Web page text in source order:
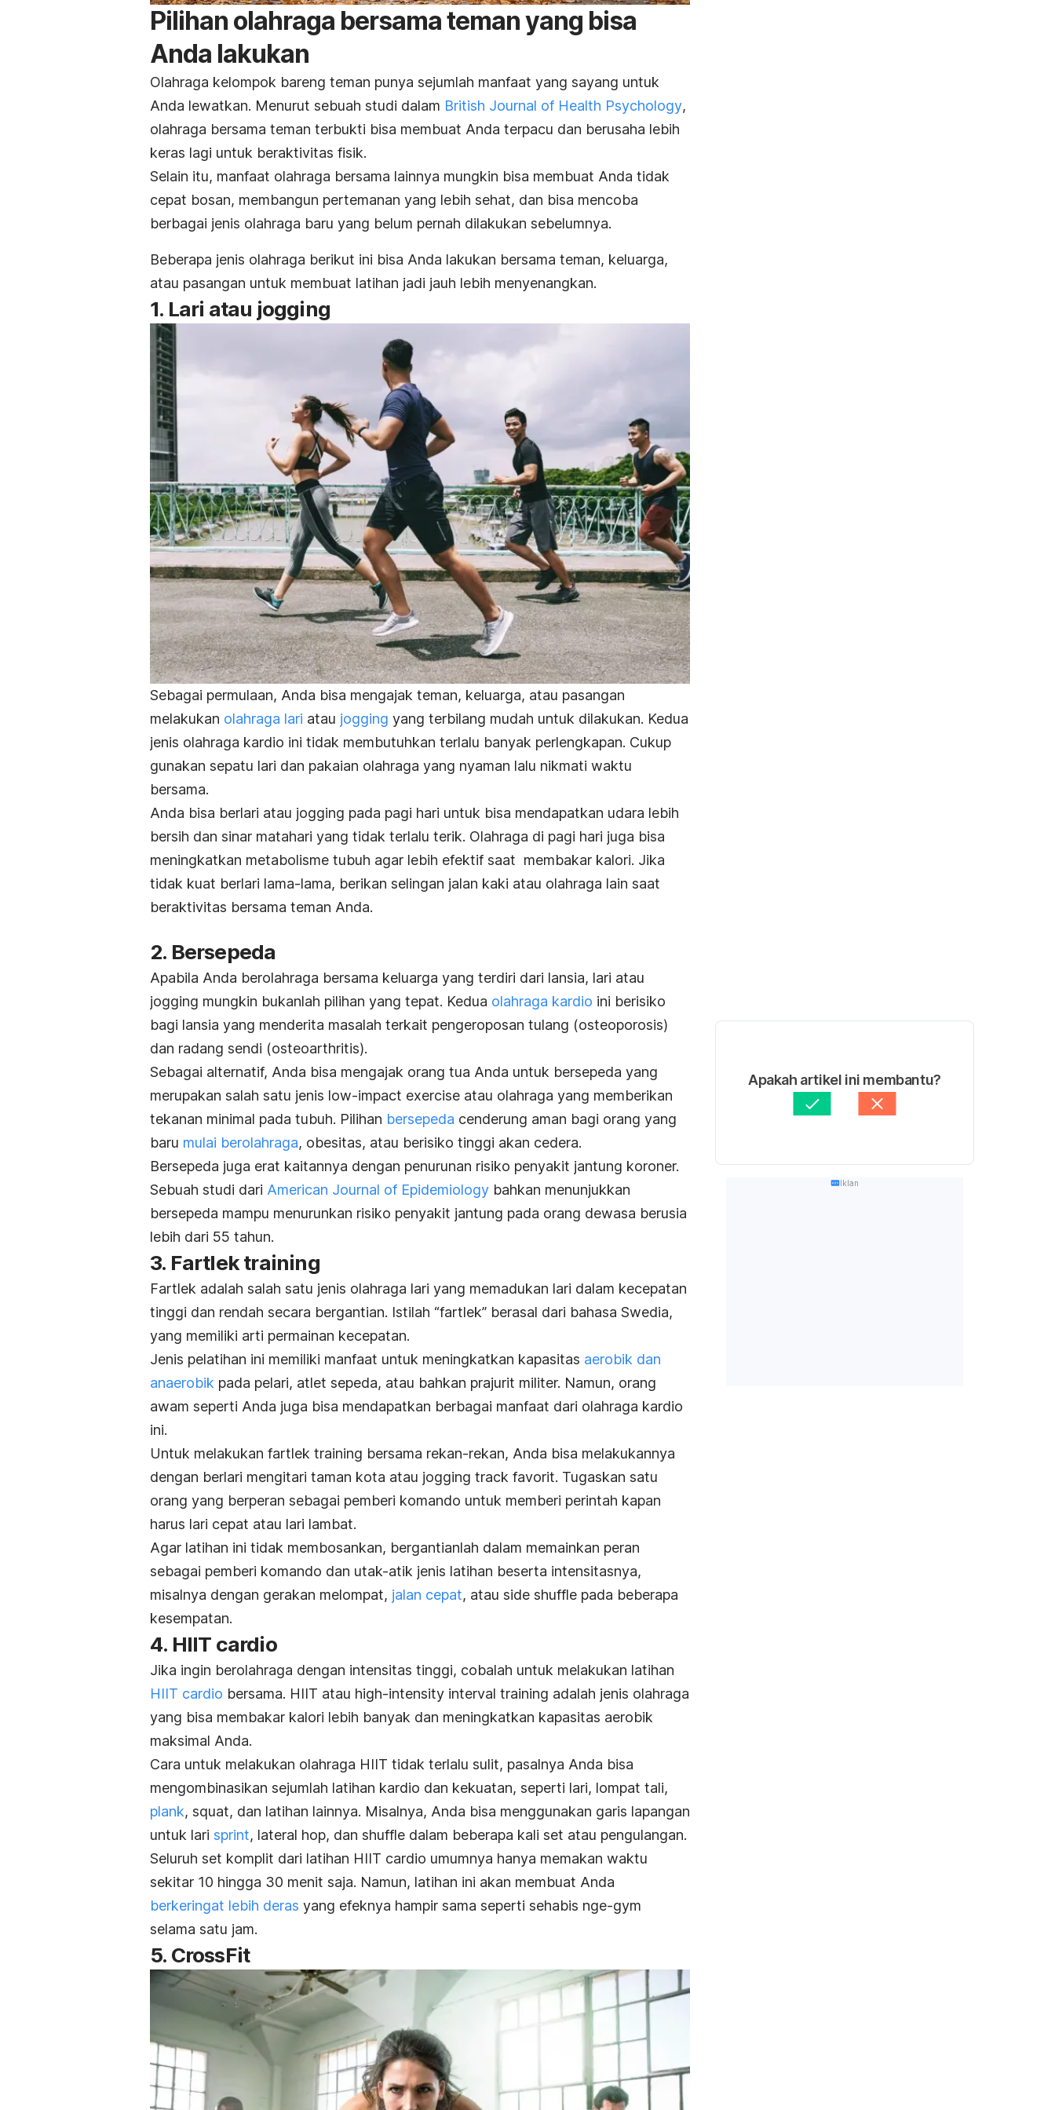
Pilihan olahraga bersama teman yang bisa
Anda lakukan
Olahraga kelompok bareng teman punya sejumlah manfaat yang sayang untuk
Anda lewatkan. Menurut sebuah studi dalam British Journal of Health Psychology,
olahraga bersama teman terbukti bisa membuat Anda terpacu dan berusaha lebih
keras lagi untuk beraktivitas fisik.
Selain itu, manfaat olahraga bersama lainnya mungkin bisa membuat Anda tidak
cepat bosan, membangun pertemanan yang lebih sehat, dan bisa mencoba
berbagai jenis olahraga baru yang belum pernah dilakukan sebelumnya.
Beberapa jenis olahraga berikut ini bisa Anda lakukan bersama teman, keluarga,
atau pasangan untuk membuat latihan jadi jauh lebih menyenangkan.
1. Lari atau jogging
Sebagai permulaan, Anda bisa mengajak teman, keluarga, atau pasangan
melakukan olahraga lari atau jogging yang terbilang mudah untuk dilakukan. Kedua
jenis olahraga kardio ini tidak membutuhkan terlalu banyak perlengkapan. Cukup
gunakan sepatu lari dan pakaian olahraga yang nyaman lalu nikmati waktu
bersama.
Anda bisa berlari atau jogging pada pagi hari untuk bisa mendapatkan udara lebih
bersih dan sinar matahari yang tidak terlalu terik. Olahraga di pagi hari juga bisa
meningkatkan metabolisme tubuh agar lebih efektif saat membakar kalori. Jika
tidak kuat berlari lama-lama, berikan selingan jalan kaki atau olahraga lain saat
beraktivitas bersama teman Anda.
2. Bersepeda
Apabila Anda berolahraga bersama keluarga yang terdiri dari lansia, lari atau
jogging mungkin bukanlah pilihan yang tepat. Kedua olahraga kardio ini berisiko
bagi lansia yang menderita masalah terkait pengeroposan tulang (osteoporosis)
dan radang sendi (osteoarthritis).
Sebagai alternatif, Anda bisa mengajak orang tua Anda untuk bersepeda yang
merupakan salah satu jenis low-impact exercise atau olahraga yang memberikan
tekanan minimal pada tubuh. Pilihan bersepeda cenderung aman bagi orang yang
baru mulai berolahraga, obesitas, atau berisiko tinggi akan cedera.
Bersepeda juga erat kaitannya dengan penurunan risiko penyakit jantung koroner.
Sebuah studi dari American Journal of Epidemiology bahkan menunjukkan
bersepeda mampu menurunkan risiko penyakit jantung pada orang dewasa berusia
lebih dari 55 tahun.
3. Fartlek training
Fartlek adalah salah satu jenis olahraga lari yang memadukan lari dalam kecepatan
tinggi dan rendah secara bergantian. Istilah “fartlek” berasal dari bahasa Swedia,
yang memiliki arti permainan kecepatan.
Jenis pelatihan ini memiliki manfaat untuk meningkatkan kapasitas aerobik dan
anaerobik pada pelari, atlet sepeda, atau bahkan prajurit militer. Namun, orang
awam seperti Anda juga bisa mendapatkan berbagai manfaat dari olahraga kardio
ini.
Untuk melakukan fartlek training bersama rekan-rekan, Anda bisa melakukannya
dengan berlari mengitari taman kota atau jogging track favorit. Tugaskan satu
orang yang berperan sebagai pemberi komando untuk memberi perintah kapan
harus lari cepat atau lari lambat.
Agar latihan ini tidak membosankan, bergantianlah dalam memainkan peran
sebagai pemberi komando dan utak-atik jenis latihan beserta intensitasnya,
misalnya dengan gerakan melompat, jalan cepat, atau side shuffle pada beberapa
kesempatan.
4. HIIT cardio
Jika ingin berolahraga dengan intensitas tinggi, cobalah untuk melakukan latihan
HIIT cardio bersama. HIIT atau high-intensity interval training adalah jenis olahraga
yang bisa membakar kalori lebih banyak dan meningkatkan kapasitas aerobik
maksimal Anda.
Cara untuk melakukan olahraga HIIT tidak terlalu sulit, pasalnya Anda bisa
mengombinasikan sejumlah latihan kardio dan kekuatan, seperti lari, lompat tali,
plank, squat, dan latihan lainnya. Misalnya, Anda bisa menggunakan garis lapangan
untuk lari sprint, lateral hop, dan shuffle dalam beberapa kali set atau pengulangan.
Seluruh set komplit dari latihan HIIT cardio umumnya hanya memakan waktu
sekitar 10 hingga 30 menit saja. Namun, latihan ini akan membuat Anda
berkeringat lebih deras yang efeknya hampir sama seperti sehabis nge-gym
selama satu jam.
5. CrossFit
Apakah artikel ini membantu?
Iklan